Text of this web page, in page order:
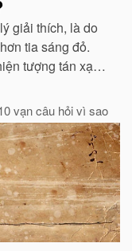
giải thích, là do
tia sáng đỏ.
tượng tán xạ -
vạn câu hỏi vì sao